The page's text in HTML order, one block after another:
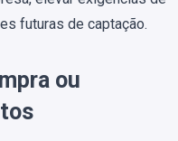
futuras de captação.
ou